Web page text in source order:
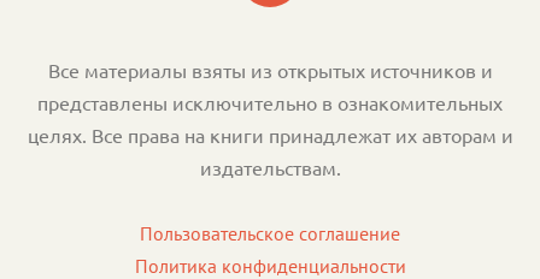
Все материалы взяты из открытых источников и
представлены исключительно в ознакомительных
целях. Все права на книги принадлежат их авторам и
издательствам.
Пользовательское соглашение
Политика конфиденциальности